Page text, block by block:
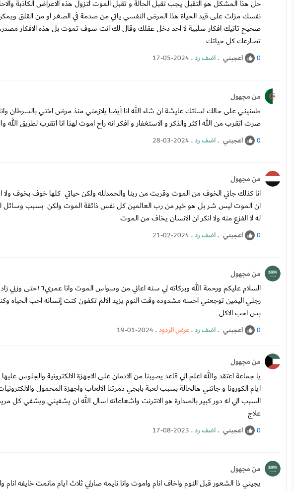
حل هذا المشكل هو التقبل يجب تقبل الحالة و تقبل الموت لتزول هذه الاعراض الكاذبة
نفسك مزلت على قيد الحياة هذا المرض النفسي ياتي من صدمة في الصغر او من القلق ويمكن
صحيح تاتيك افكار سلبية لا احد دخل عقلك وقال لك انت سوف تموت بل هذه الافكار
تصارعك كل حياتك
0 اعجبني .اضف رد.
17-05-2024
من مجهول
طمنيني على حالك لساتك عايشة ان شاء الله انا أيضا يلازمني منذ مرض اختي بالسرطان
صرت اتقرب من الله اكثر والذكر و الاستغفار و افكر انه راح اموت لهذا انا اتقرب لطريق الله
0 اعجبني .اضف رد.
28-03-2024
من مجهول
انا كذلك جاني الخوف من الموت وقربت من ربنا والحمدلله ولكن حياتي كلها خوف بخوف
ان الموت ليس شر بل هو خير من رب العالمين كل نفس ذائقة الموت ولكن بسبب وسائل
له لا الفزع منه ولا انكر ان الانسان يخاف من الموت
0 اعجبني .اضف رد.
21-02-2024
من مجهول
السلام عليكم ورحمة
رجلي اليمين توجعني احسه مشدوده وقت النوم يزيد الالم تكفون كنت إنسانه احب
بس احب الاكل
0 اعجبني .اضف رد.عرض الردود.
19-01-2024
من مجهول
ايام الكورونا و جاتني هالحالة بسبب لعبة بابجي دمرتنا الالعاب واجهزة المحمول
السبب الي له دور كبير بالصدارة هو الانترنت واشعاعاته اسال الله ان يشفيني ويشفي كل
علاج
0 اعجبني .اضف رد.
17-08-2023
من مجهول
يجيني ذا الشعور قبل النوم واخاف انام واموت وانا نايمه صارلي ثلاث ايام مانمت خايفه انام